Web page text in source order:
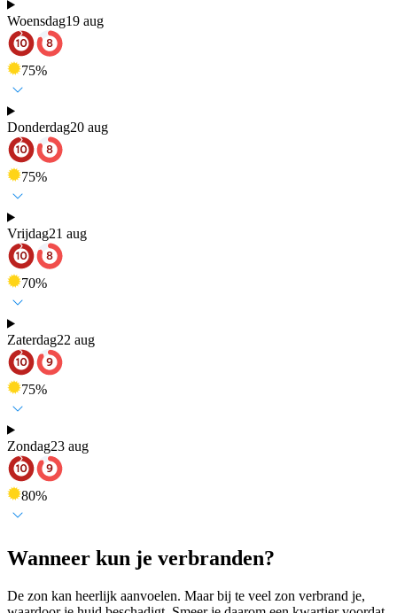
Woensdag19 aug
75%
Donderdag20 aug
75%
Vrijdag21 aug
70%
Zaterdag22 aug
75%
Zondag23 aug
80%
Wanneer kun je verbranden?
De zon kan heerlijk aanvoelen. Maar bij te veel zon verbrand je,